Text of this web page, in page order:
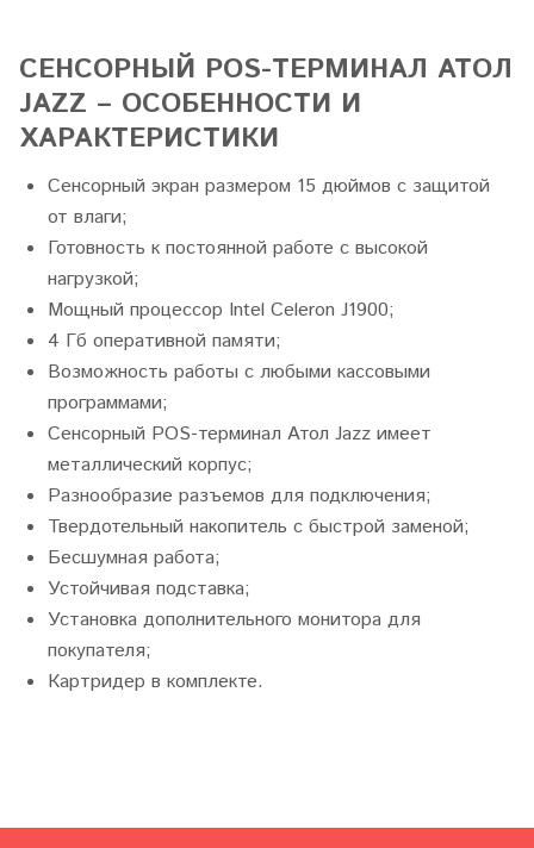
СЕНСОРНЫЙ POS-ТЕРМИНАЛ АТОЛ
JAZZ – ОСОБЕННОСТИ И
ХАРАКТЕРИСТИКИ
Сенсорный экран размером 15 дюймов с защитой
от влаги;
Готовность к постоянной работе с высокой
нагрузкой;
Мощный процессор Intel Celeron J1900;
4 Гб оперативной памяти;
Возможность работы с любыми кассовыми
программами;
Сенсорный POS-терминал Атол Jazz имеет
металлический корпус;
Разнообразие разъемов для подключения;
Твердотельный накопитель с быстрой заменой;
Бесшумная работа;
Устойчивая подставка;
Установка дополнительного монитора для
покупателя;
Картридер в комплекте.